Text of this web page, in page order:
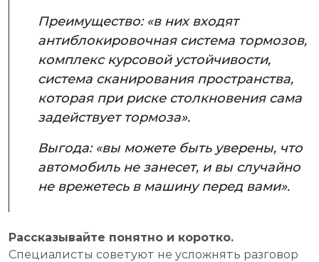
Преимущество: «в них входят
антиблокировочная система тормозов,
комплекс курсовой устойчивости,
система сканирования пространства,
которая при риске столкновения сама
задействует тормоза».
Выгода: «вы можете быть уверены, что
автомобиль не занесет, и вы случайно
не врежетесь в машину перед вами».
Рассказывайте понятно и коротко.
Специалисты советуют не усложнять разговор